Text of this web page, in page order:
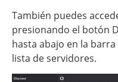
También puedes
presionando el botón
hasta abajo en la
lista de servidores.